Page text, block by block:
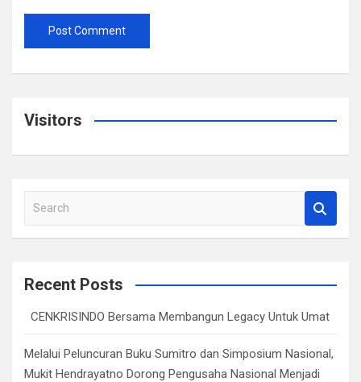
Visitors
a
c
Recent Posts
CENKRISINDO Bersama Membangun Legacy Untuk Umat
Melalui Peluncuran Buku Sumitro dan Simposium Nasional,
Mukit Hendrayatno Dorong Pengusaha Nasional Menjadi